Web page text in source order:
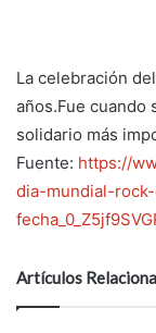
La celebración
años.Fue cuando
solidario más
Fuente: https://
dia-mundial-
Artículos